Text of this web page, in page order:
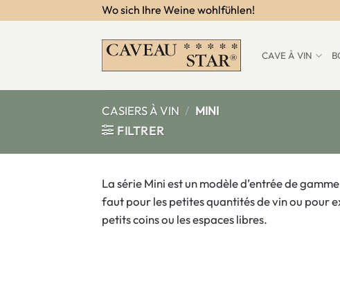
Wo sich Ihre Weine wohlfühlen!
CAVE À VIN
CASIERS À VIN / MINI
FILTRER
La série Mini est un modèle d’entrée de
faut pour les petites quantités de vin ou pour
petits coins ou les espaces libres.